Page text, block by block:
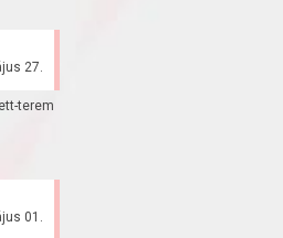
27.
terem
01.